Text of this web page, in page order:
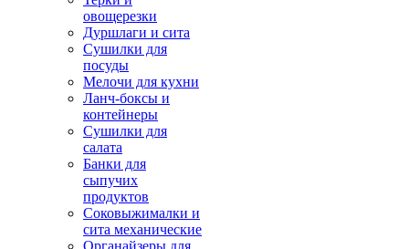
овощерезки
Дуршлаги и сита
Сушилки для
посуды
Мелочи для кухни
Ланч-боксы и
контейнеры
Сушилки для
салата
Банки для
сыпучих
продуктов
Соковыжималки и
сита механические
Органайзеры для